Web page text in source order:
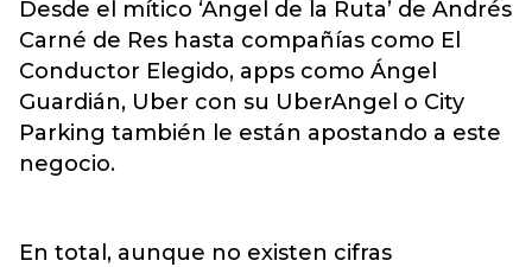
Desde el mítico ‘Ángel de la Ruta’ de Andrés
Carné de Res hasta compañías como El
Conductor Elegido, apps como Ángel
Guardián, Uber con su UberAngel o City
Parking también le están apostando a este
negocio.
En total, aunque no existen cifras